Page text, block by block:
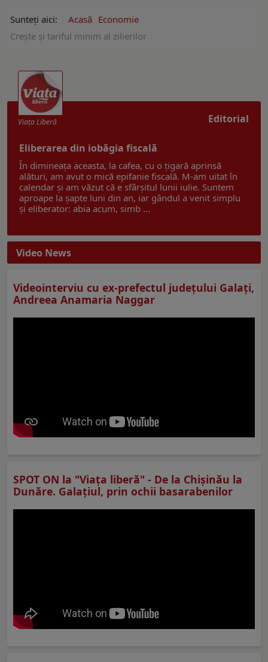
Sunteți aici: Acasă Economie
Crește și tariful minim al zilierilor
Editorial
Viaţa Liberă
Eliberarea din iobăgia fiscală
În dimineața aceasta, la cafea, cu o țigară aprinsă
alături, am avut o mică epifanie fiscală. M-am uitat în
calendar și am văzut că e sfârșitul lunii iulie. Suntem
aproape la șapte luni din an, iar gândul a venit simplu
și eliberator: abia acum, simb ...
Video News
Videointerviu cu ex-prefectul judeţului Galaţi,
Andreea Anamaria Naggar
SPOT ON la "Viaţa liberă" - De la Chișinău la
Dunăre. Galațiul, prin ochii basarabenilor